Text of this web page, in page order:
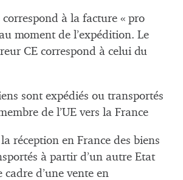
à la facture « pro
moment de l’expédition. Le
CE correspond à celui du
sont expédiés ou transportés
de l’UE vers la France
réception en France des biens
à partir d’un autre Etat
d’une vente en